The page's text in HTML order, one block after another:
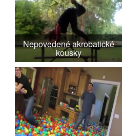
Nepovedené akrobatické
kousky